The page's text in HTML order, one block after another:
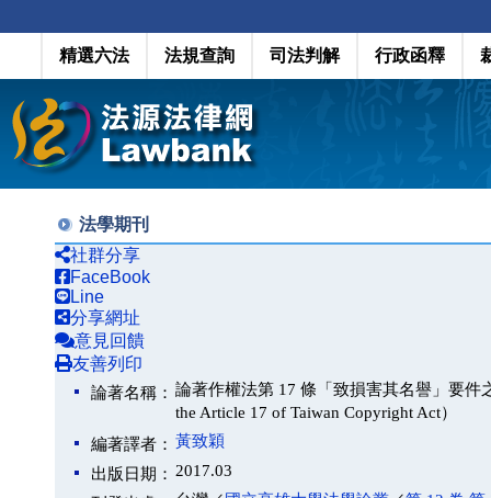
精選六法 法規查詢 司法判解 行政函釋
法學期刊
社群分享
FaceBook
Line
分享網址
意見回饋
友善列印
論著名稱： 論著作權法第 17 條「致損害其名譽」要件
the Article 17 of Taiwan Copyright Act）
編著譯者： 黃致穎
出版日期： 2017.03